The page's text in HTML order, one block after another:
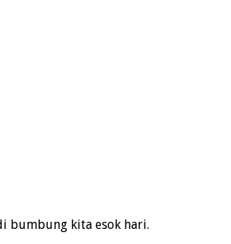
bumbung kita esok hari.